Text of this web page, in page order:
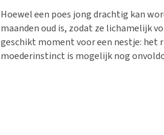
Hoewel een poes jong drachtig kan
maanden oud is, zodat ze lichamelijk
geschikt moment voor een nestje: het
moederinstinct is mogelijk nog